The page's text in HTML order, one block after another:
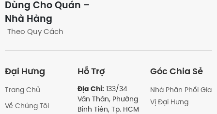
Dùng Cho Quán –
Nhà Hàng
Theo Quy Cách
Đại Hưng
Trang Chủ
Về Chúng Tôi
Hỗ Trợ
Địa Chỉ:133/34
Văn Thân, Phường
Bình Tiên, Tp. HCM
Góc Chia Sẻ
Nhà Phân Phối Gia
Vị Đại Hưng